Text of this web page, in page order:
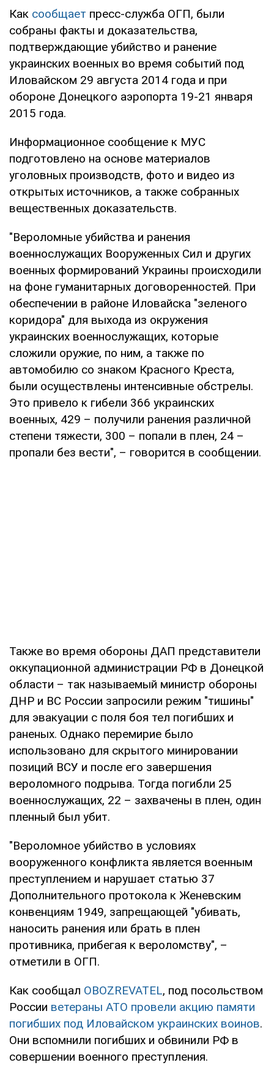
Как сообщает пресс-служба ОГП, были
собраны факты и доказательства,
подтверждающие убийство и ранение
украинских военных во время событий под
Иловайском 29 августа 2014 года и при
обороне Донецкого аэропорта 19-21 января
2015 года.
Информационное сообщение к МУС
подготовлено на основе материалов
уголовных производств, фото и видео из
открытых источников, а также собранных
вещественных доказательств.
"Вероломные убийства и ранения
военнослужащих Вооруженных Сил и других
военных формирований Украины происходили
на фоне гуманитарных договоренностей. При
обеспечении в районе Иловайска "зеленого
коридора" для выхода из окружения
украинских военнослужащих, которые
сложили оружие, по ним, а также по
автомобилю со знаком Красного Креста,
были осуществлены интенсивные обстрелы.
Это привело к гибели 366 украинских
военных, 429 – получили ранения различной
степени тяжести, 300 – попали в плен, 24 –
пропали без вести", – говорится в сообщении.
Также во время обороны ДАП представители
оккупационной администрации РФ в Донецкой
области – так называемый министр обороны
ДНР и ВС России запросили режим "тишины"
для эвакуации с поля боя тел погибших и
раненых. Однако перемирие было
использовано для скрытого минировании
позиций ВСУ и после его завершения
вероломного подрыва. Тогда погибли 25
военнослужащих, 22 – захвачены в плен, один
пленный был убит.
"Вероломное убийство в условиях
вооруженного конфликта является военным
преступлением и нарушает статью 37
Дополнительного протокола к Женевским
конвенциям 1949, запрещающей "убивать,
наносить ранения или брать в плен
противника, прибегая к вероломству", –
отметили в ОГП.
Как сообщал OBOZREVATEL, под посольством
России ветераны АТО провели акцию памяти
погибших под Иловайском украинских воинов.
Они вспомнили погибших и обвинили РФ в
совершении военного преступления.